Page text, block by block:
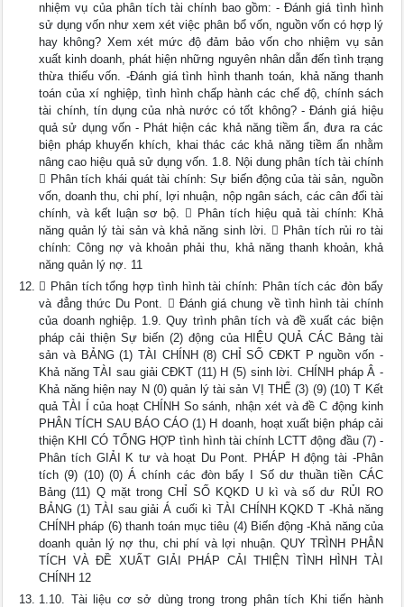
nhiệm vụ của phân tích tài chính bao gồm: - Đánh giá tình hình
sử dụng vốn như xem xét việc phân bổ vốn, nguồn vốn có hợp lý
hay không? Xem xét mức độ đảm bảo vốn cho nhiệm vụ sản
xuất kinh doanh, phát hiện những nguyên nhân dẫn đến tình trạng
thừa thiếu vốn. -Đánh giá tình hình thanh toán, khả năng thanh
toán của xí nghiệp, tình hình chấp hành các chế độ, chính sách
tài chính, tín dụng của nhà nước có tốt không? - Đánh giá hiệu
quả sử dụng vốn - Phát hiện các khả năng tiềm ẩn, đưa ra các
biện pháp khuyến khích, khai thác các khả năng tiềm ẩn nhằm
nâng cao hiệu quả sử dụng vốn. 1.8. Nội dung phân tích tài chính
 Phân tích khái quát tài chính: Sự biến động của tài sản, nguồn
vốn, doanh thu, chi phí, lợi nhuận, nộp ngân sách, các cân đối tài
chính, và kết luận sơ bộ.  Phân tích hiệu quả tài chính: Khả
năng quản lý tài sản và khả năng sinh lời.  Phân tích rủi ro tài
chính: Công nợ và khoản phải thu, khả năng thanh khoản, khả
năng quản lý nợ. 11
 Phân tích tổng hợp tình hình tài chính: Phân tích các đòn bẩy
và đẳng thức Du Pont.  Đánh giá chung về tình hình tài chính
của doanh nghiệp. 1.9. Quy trình phân tích và đề xuất các biện
pháp cải thiện Sự biến (2) động của HIỆU QUẢ CÁC Bảng tài
sản và BẢNG (1) TÀI CHÍNH (8) CHỈ SỐ CĐKT P nguồn vốn -
Khả năng TÀI sau giải CĐKT (11) H (5) sinh lời. CHÍNH pháp Â -
Khả năng hiện nay N (0) quản lý tài sản VỊ THẾ (3) (9) (10) T Kết
quả TÀI Í của hoạt CHÍNH So sánh, nhận xét và đề C động kinh
PHÂN TÍCH SAU BÁO CÁO (1) H doanh, hoạt xuất biện pháp cải
thiện KHI CÓ TỔNG HỢP tình hình tài chính LCTT động đầu (7) -
Phân tích GIẢI K tư và hoạt Du Pont. PHÁP H động tài -Phân
tích (9) (10) (0) Á chính các đòn bẩy I Số dư thuần tiền CÁC
Bảng (11) Q mặt trong CHỈ SỐ KQKD U kì và số dư RỦI RO
BẢNG (1) TÀI sau giải Á cuối kì TÀI CHÍNH KQKD T -Khả năng
CHÍNH pháp (6) thanh toán mục tiêu (4) Biến động -Khả năng của
doanh quản lý nợ thu, chi phí và lợi nhuận. QUY TRÌNH PHÂN
TÍCH VÀ ĐỀ XUẤT GIẢI PHÁP CẢI THIỆN TÌNH HÌNH TÀI
CHÍNH 12
1.10. Tài liệu cơ sở dùng trong trong phân tích Khi tiến hành